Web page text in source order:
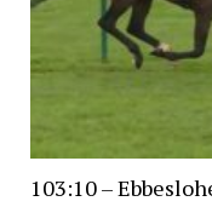
103:10 –